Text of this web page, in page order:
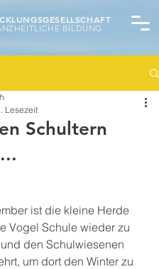
BILDUNG
Schultern
Lesezeit
ist die kleine Herde
Vogel Schule wieder zu
den Schulwiesenen
um dort den Winter zu